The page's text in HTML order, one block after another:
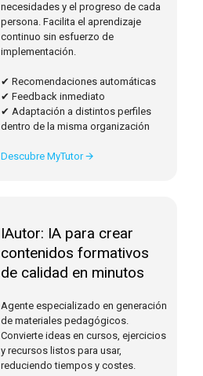
necesidades y el progreso de cada
persona. Facilita el aprendizaje
continuo sin esfuerzo de
implementación.
✔ Recomendaciones automáticas
✔ Feedback inmediato
✔ Adaptación a distintos perfiles
dentro de la misma organización
Descubre MyTutor 🡪
IAutor: IA para crear
contenidos formativos
de calidad en minutos
Agente especializado en generación
de materiales pedagógicos.
Convierte ideas en cursos, ejercicios
y recursos listos para usar,
reduciendo tiempos y costes.